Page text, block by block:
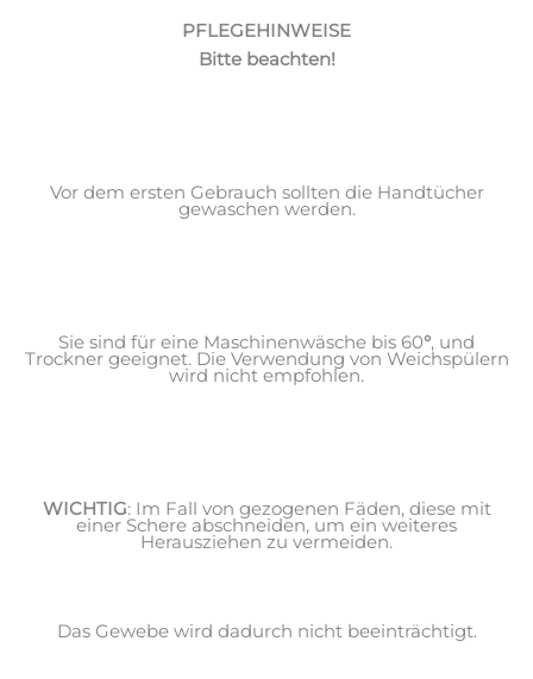
PFLEGEHINWEISE
Bitte beachten!
Vor dem ersten Gebrauch sollten die Handtücher
gewaschen werden.
Sie sind für eine Maschinenwäsche bis 60°, und
Trockner geeignet. Die Verwendung von Weichspülern
wird nicht empfohlen.
WICHTIG: Im Fall von gezogenen Fäden, diese mit
einer Schere abschneiden, um ein weiteres
Herausziehen zu vermeiden.
Das Gewebe wird dadurch nicht beeinträchtigt.